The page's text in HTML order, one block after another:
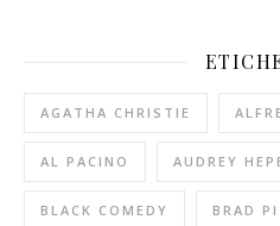
AGATHA CHRISTIE
AL PACINO AUDREY
BLACK COMEDY BRAD